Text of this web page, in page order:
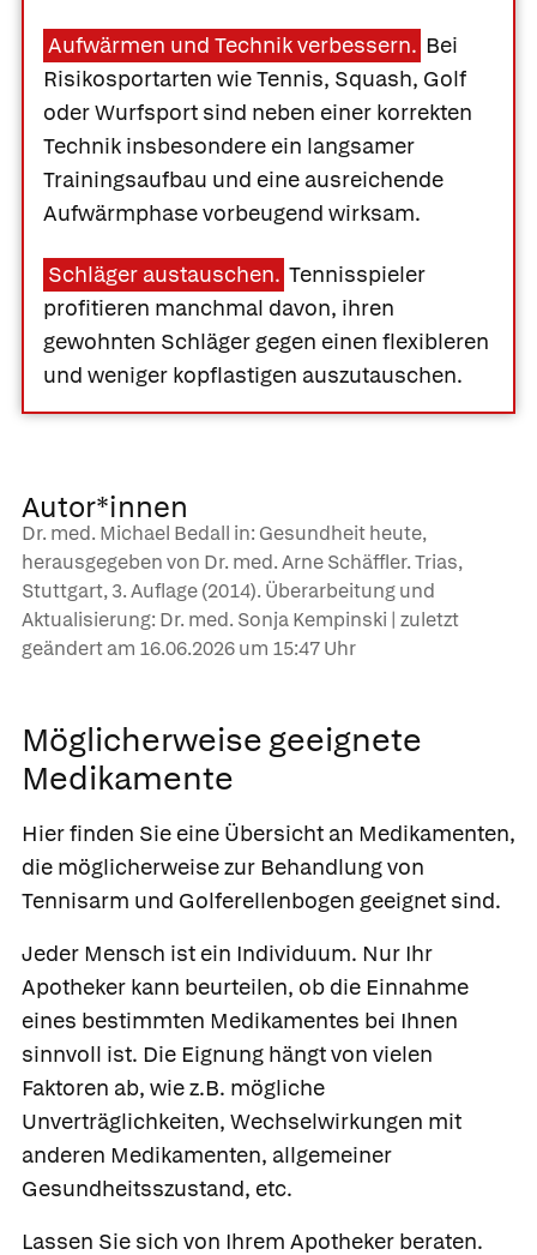
Aufwärmen und Technik verbessern. Bei
Risikosportarten wie Tennis, Squash, Golf
oder Wurfsport sind neben einer korrekten
Technik insbesondere ein langsamer
Trainingsaufbau und eine ausreichende
Aufwärmphase vorbeugend wirksam.
Schläger austauschen. Tennisspieler
profitieren manchmal davon, ihren
gewohnten Schläger gegen einen flexibleren
und weniger kopflastigen auszutauschen.
Autor*innen
Dr. med. Michael Bedall in: Gesundheit heute,
herausgegeben von Dr. med. Arne Schäffler. Trias,
Stuttgart, 3. Auflage (2014). Überarbeitung und
Aktualisierung: Dr. med. Sonja Kempinski | zuletzt
geändert am 16.06.2026um 15:47 Uhr
Möglicherweise geeignete
Medikamente
Hier finden Sie eine Übersicht an Medikamenten,
die möglicherweise zur Behandlung von
Tennisarm und Golferellenbogen geeignet sind.
Jeder Mensch ist ein Individuum. Nur Ihr
Apotheker kann beurteilen, ob die Einnahme
eines bestimmten Medikamentes bei Ihnen
sinnvoll ist. Die Eignung hängt von vielen
Faktoren ab, wie z.B. mögliche
Unverträglichkeiten, Wechselwirkungen mit
anderen Medikamenten, allgemeiner
Gesundheitsszustand, etc.
Lassen Sie sich von Ihrem Apotheker beraten.